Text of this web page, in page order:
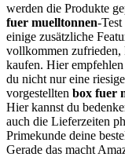
werden die Produkte
fuer muelltonnen-
einige zusätzliche
vollkommen zufrieden,
kaufen. Hier
du nicht nur eine
vorgestellten box fuer
Hier kannst du
auch die Lieferzeiten
Primekunde deine
Gerade das macht